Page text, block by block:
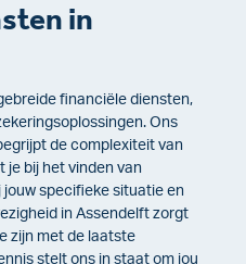
in
financiële diensten,
Ons
de complexiteit van
je bij het vinden van
specifieke situatie en
in Assendelft zorgt
zijn met de laatste
stelt ons in staat om jou